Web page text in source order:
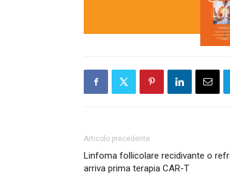
Articolo precedente
Linfoma follicolare recidivante o
arriva prima terapia CAR-T